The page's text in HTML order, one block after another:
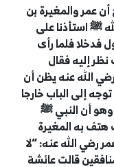
عمر والمغيرة بن
ﷺاستأذنا على
فدخلا فلما رأى
إليه فقال
الله عنه يظن أن
إلى الباب خارجا
أن النبيﷺ
به المغيرة
رضي الله عنه: “لا
قالت عائشة